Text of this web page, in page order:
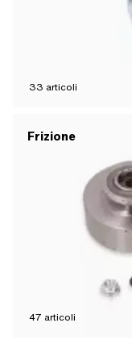
33 articoli
Frizione
47 articoli